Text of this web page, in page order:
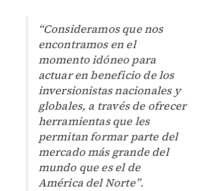
“Consideramos que nos
encontramos en el
momento idóneo para
actuar en beneficio de los
inversionistas nacionales y
globales, a través de ofrecer
herramientas que les
permitan formar parte del
mercado más grande del
mundo que es el de
América del Norte”.